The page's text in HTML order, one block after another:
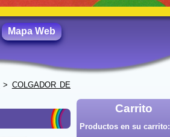
Mapa Web
> COLGADOR DE
Carrito
Productos en su carrito: